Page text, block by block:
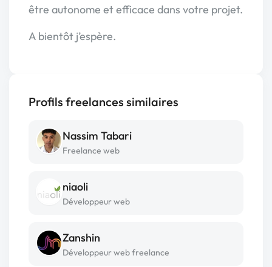
être autonome et efficace dans votre projet.
A bientôt j’espère.
Profils freelances similaires
Nassim Tabari
Freelance web
niaoli
Développeur web
Zanshin
Développeur web freelance